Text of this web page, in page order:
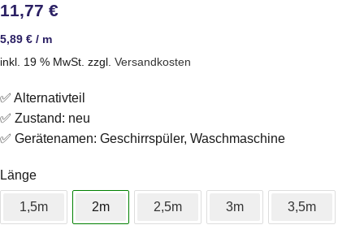
11,77 €
5,89 € / m
inkl. 19 % MwSt. zzgl. Versandkosten
✅ Alternativteil
✅ Zustand: neu
✅ Gerätenamen: Geschirrspüler, Waschmaschine
Länge
1,5m 2m 2,5m 3m 3,5m